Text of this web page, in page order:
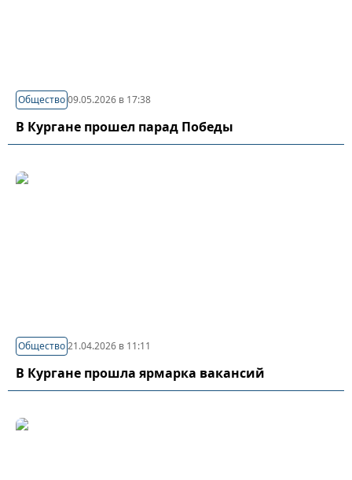
Общество09.05.2026 в 17:38
В Кургане прошел парад Победы
Общество21.04.2026 в 11:11
В Кургане прошла ярмарка вакансий